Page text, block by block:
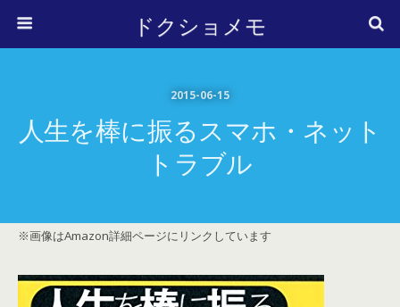
ドクショメモ
2015-06-15
人生を棒に振るスマホ・ネット
トラブル
※画像はAmazon詳細ページにリンクしています